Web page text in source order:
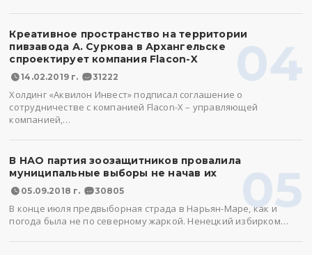
04
Креативное пространство на территории
пивзавода А. Суркова в Архангельске
спроектирует компания Flacon-X
14.02.2019 г. 31222
Холдинг «Аквилон Инвест» подписал соглашение о
сотрудничестве с компанией Flacon-X – управляющей
компанией,…
05
В НАО партия зоозащитников провалила
муниципальные выборы не начав их
05.09.2018 г. 30805
В конце июля предвыборная страда в Нарьян-Маре, как и
погода была не по северному жаркой. Ненецкий избирком…